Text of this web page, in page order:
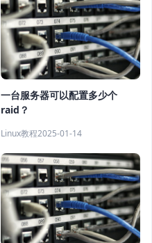
一台服务器可以配置多少个
raid？
Linux教程2025-01-14